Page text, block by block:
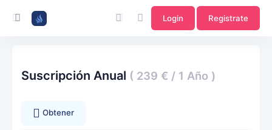
Login Registrate
Suscripción Anual ( 239 € / 1 Año )
Obtener